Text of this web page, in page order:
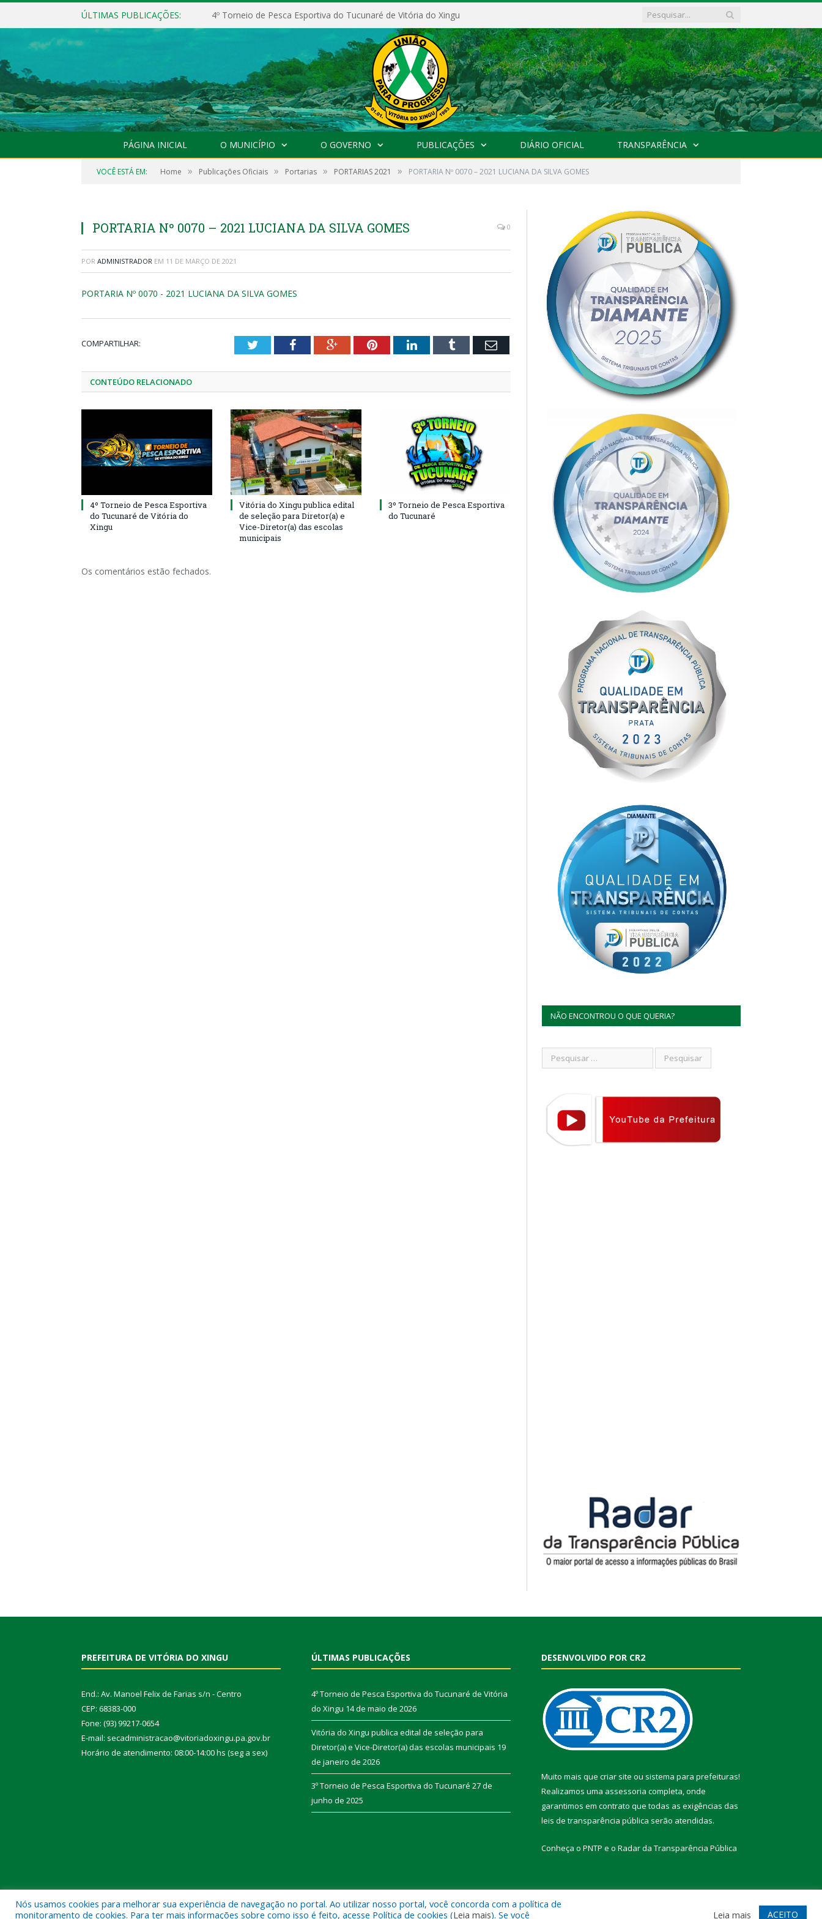
ÚLTIMAS PUBLICAÇÕES: 4º Torneio de Pesca Esportiva do Tucunaré de Vitória do Xingu
PÁGINA INICIAL O MUNICÍPIO O GOVERNO PUBLICAÇÕES DIÁRIO OFICIAL TRANSPARÊNCIA
VOCÊ ESTÁ EM: Home » Publicações Oficiais » Portarias » PORTARIAS 2021 » PORTARIA Nº 0070 – 2021 LUCIANA DA SILVA GOMES
PORTARIA Nº 0070 – 2021 LUCIANA DA SILVA GOMES 0
POR ADMINISTRADOR EM 11 DE MARÇO DE 2021
PORTARIA Nº 0070 - 2021 LUCIANA DA SILVA GOMES
COMPARTILHAR: TwitterFacebookGoogle+PinterestLinkedInTumblr Email
CONTEÚDO RELACIONADO
4º Torneio de Pesca Esportiva
do Tucunaré de Vitória do
Xingu
Vitória do Xingu publica edital
de seleção para Diretor(a) e
Vice-Diretor(a) das escolas
municipais
3º Torneio de Pesca Esportiva
do Tucunaré
Os comentários estão fechados.
NÃO ENCONTROU O QUE QUERIA?
PREFEITURA DE VITÓRIA DO XINGU
End.: Av. Manoel Felix de Farias s/n - Centro
CEP: 68383-000
Fone: (93) 99217-0654
E-mail: secadministracao@vitoriadoxingu.pa.gov.br
Horário de atendimento: 08:00-14:00 hs (seg a sex)
ÚLTIMAS PUBLICAÇÕES
4º Torneio de Pesca Esportiva do Tucunaré de Vitória
do Xingu 14 de maio de 2026
Vitória do Xingu publica edital de seleção para
Diretor(a) e Vice-Diretor(a) das escolas municipais 19
de janeiro de 2026
3º Torneio de Pesca Esportiva do Tucunaré 27 de
junho de 2025
DESENVOLVIDO POR CR2
Muito mais que criar site ou sistema para prefeituras!
Realizamos uma assessoria completa, onde
garantimos em contrato que todas as exigências das
leis de transparência pública serão atendidas.
Conheça o PNTP e o Radar da Transparência Pública
Todos os direitos reservados a Prefeitura Municipal de Vitória do Xingu. Mapa do Site Acessar Webmail
Nós usamos cookies para melhorar sua experiência de navegação no portal. Ao utilizar nosso portal, você concorda com a política de
monitoramento de cookies. Para ter mais informações sobre como isso é feito, acesse Política de cookies (Leia mais). Se você Leia mais ACEITO